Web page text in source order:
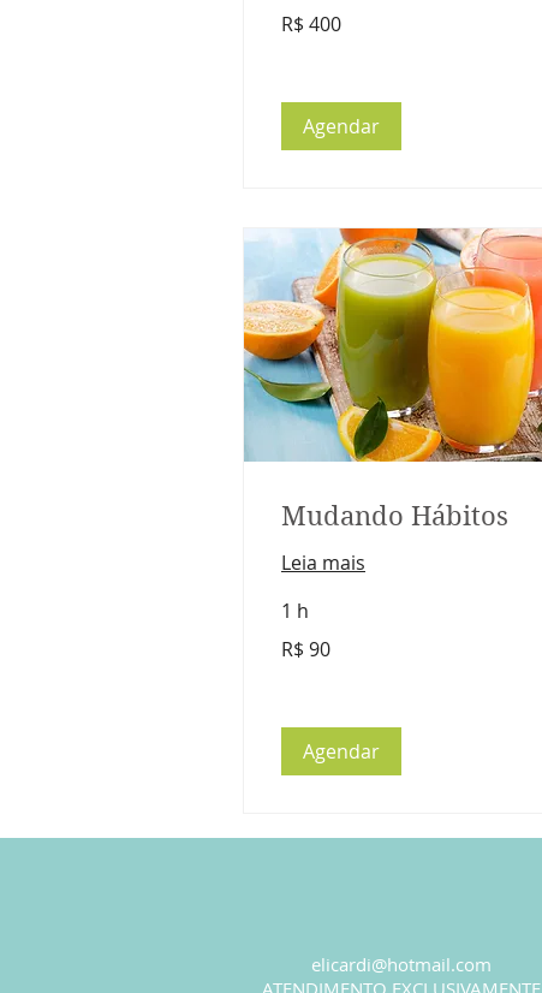
Reais
R$ 400
Agendar
Mudando Hábitos
Leia mais
1 h
Reais
R$ 90
Agendar
elicardi@hotmail.com